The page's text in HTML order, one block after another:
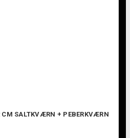
CM SALTKVÆRN + PEBERKVÆRN